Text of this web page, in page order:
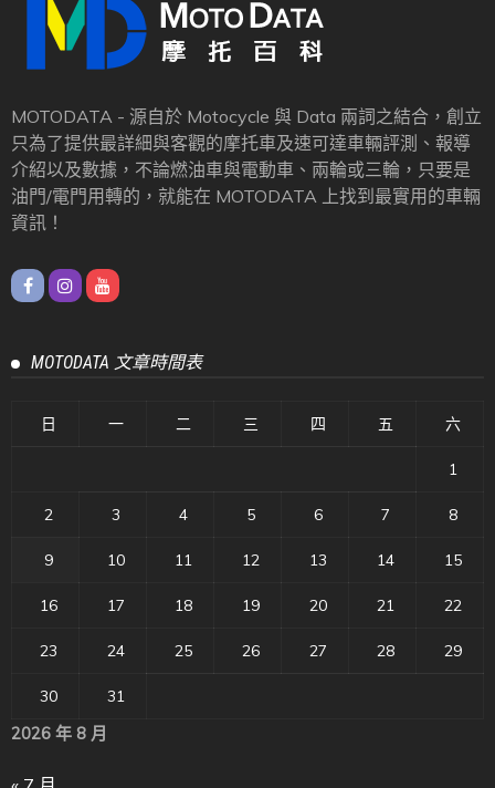
MOTODATA - 源自於 Motocycle 與 Data 兩詞之結合，創立
只為了提供最詳細與客觀的摩托車及速可達車輛評測、報導
介紹以及數據，不論燃油車與電動車、兩輪或三輪，只要是
油門/電門用轉的，就能在 MOTODATA 上找到最實用的車輛
資訊！
MOTODATA 文章時間表
2026 年 8 月
日 一 二 三 四 五 六
1
2 3 4 5 6 7 8
9 10 11 12 13 14 15
16 17 18 19 20 21 22
23 24 25 26 27 28 29
30 31